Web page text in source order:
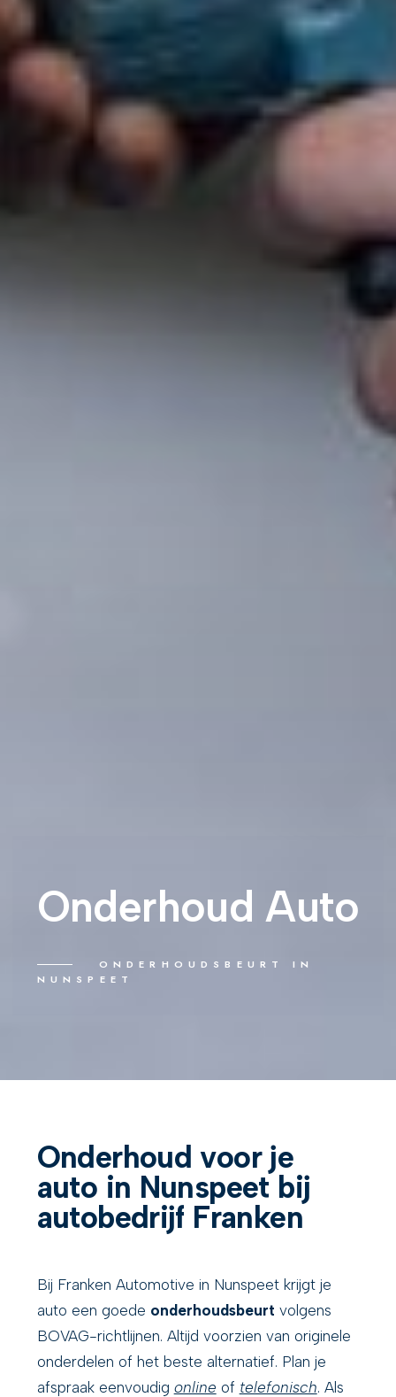
Onderhoud Auto
ONDERHOUDSBEURT IN
NUNSPEET
Onderhoud voor je
auto in Nunspeet bij
autobedrijf Franken
Bij Franken Automotive in Nunspeet krijgt je
auto een goede onderhoudsbeurt volgens
BOVAG-richtlijnen. Altijd voorzien van originele
onderdelen of het beste alternatief. Plan je
afspraak eenvoudig online of telefonisch. Als